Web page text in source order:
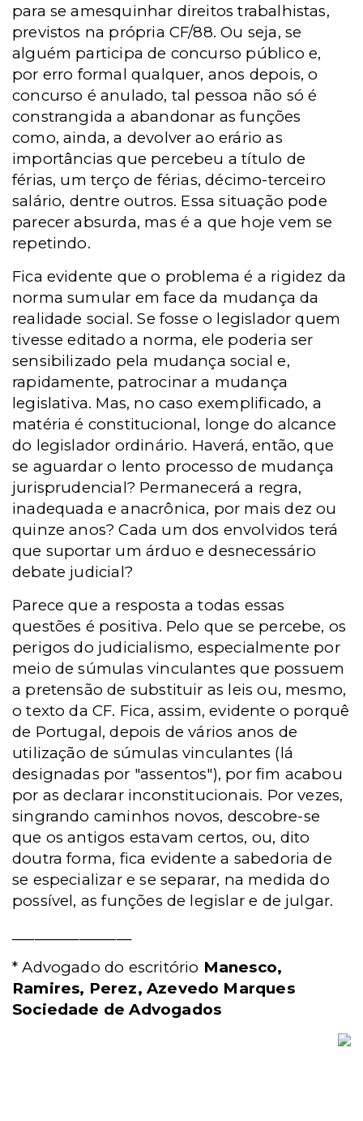
para se amesquinhar direitos trabalhistas,
previstos na própria CF/88. Ou seja, se
alguém participa de concurso público e,
por erro formal qualquer, anos depois, o
concurso é anulado, tal pessoa não só é
constrangida a abandonar as funções
como, ainda, a devolver ao erário as
importâncias que percebeu a título de
férias, um terço de férias, décimo-terceiro
salário, dentre outros. Essa situação pode
parecer absurda, mas é a que hoje vem se
repetindo.
Fica evidente que o problema é a rigidez da
norma sumular em face da mudança da
realidade social. Se fosse o legislador quem
tivesse editado a norma, ele poderia ser
sensibilizado pela mudança social e,
rapidamente, patrocinar a mudança
legislativa. Mas, no caso exemplificado, a
matéria é constitucional, longe do alcance
do legislador ordinário. Haverá, então, que
se aguardar o lento processo de mudança
jurisprudencial? Permanecerá a regra,
inadequada e anacrônica, por mais dez ou
quinze anos? Cada um dos envolvidos terá
que suportar um árduo e desnecessário
debate judicial?
Parece que a resposta a todas essas
questões é positiva. Pelo que se percebe, os
perigos do judicialismo, especialmente por
meio de súmulas vinculantes que possuem
a pretensão de substituir as leis ou, mesmo,
o texto da CF. Fica, assim, evidente o porquê
de Portugal, depois de vários anos de
utilização de súmulas vinculantes (lá
designadas por "assentos"), por fim acabou
por as declarar inconstitucionais. Por vezes,
singrando caminhos novos, descobre-se
que os antigos estavam certos, ou, dito
doutra forma, fica evidente a sabedoria de
se especializar e se separar, na medida do
possível, as funções de legislar e de julgar.
* Advogado do escritório Manesco,
Ramires, Perez, Azevedo Marques
Sociedade de Advogados